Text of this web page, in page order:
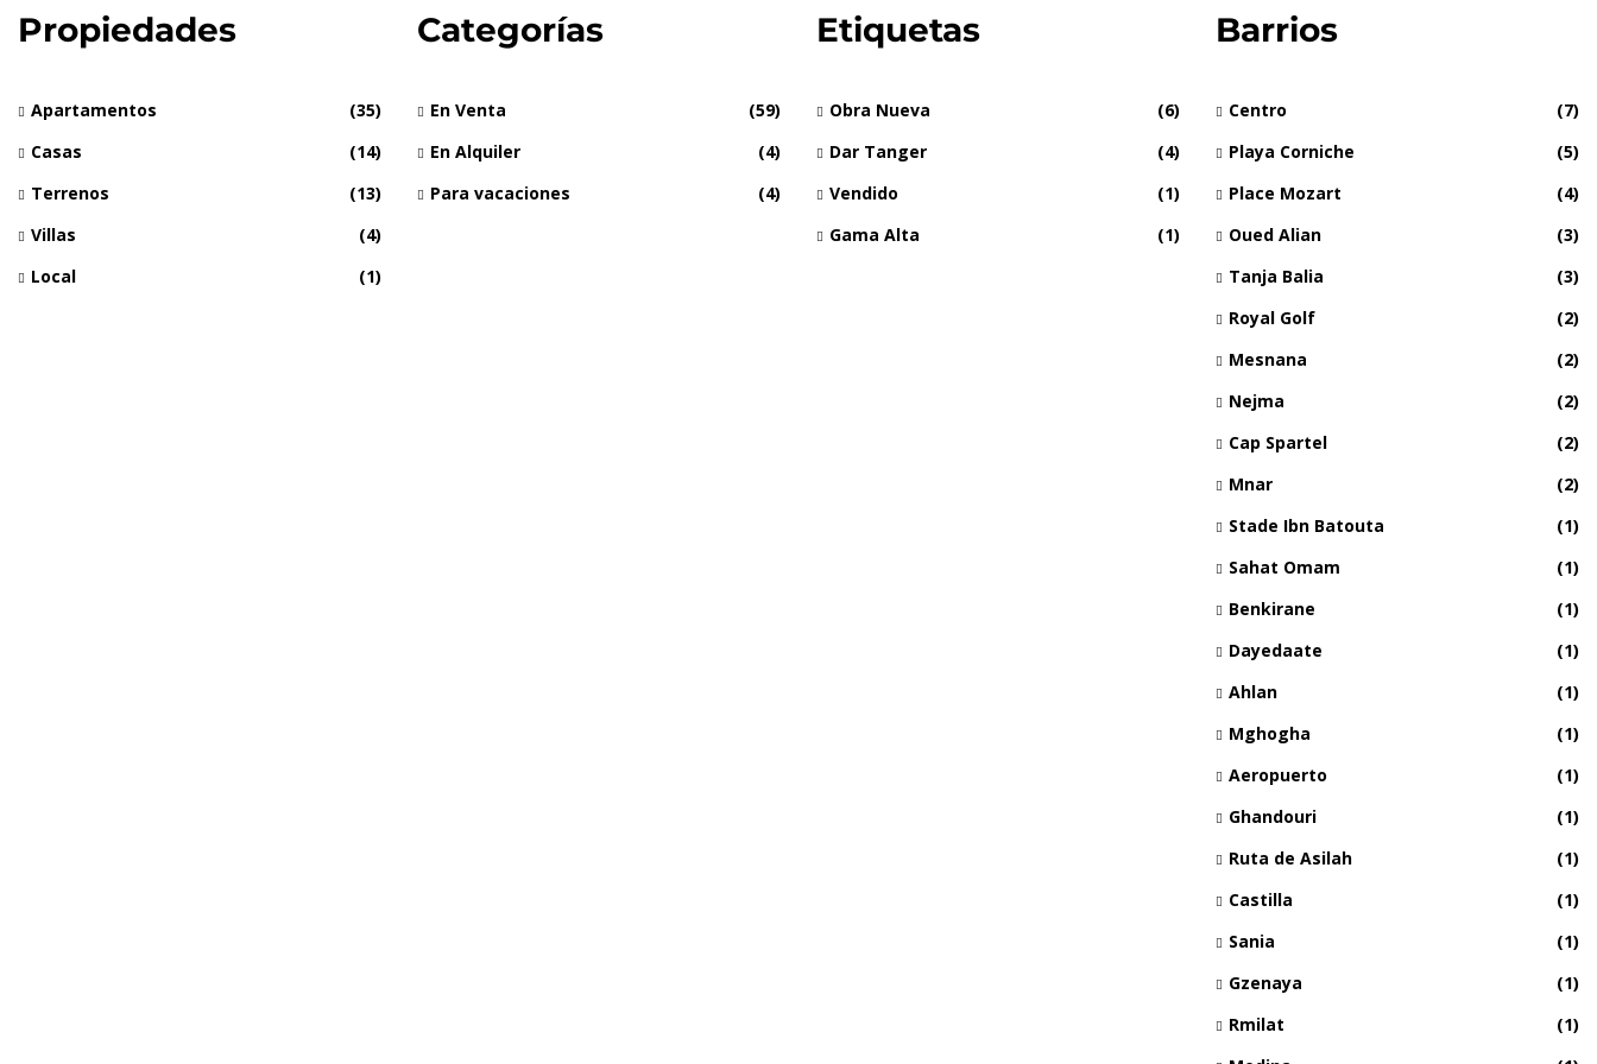
Propiedades
Apartamentos
(35)
Casas
(14)
Terrenos
(13)
Villas
(4)
Local
(1)
Categorías
En Venta
(59)
En Alquiler
(4)
Para vacaciones
(4)
Etiquetas
Obra Nueva
(6)
Dar Tanger
(4)
Vendido
(1)
Gama Alta
(1)
Barrios
Centro
(7)
Playa Corniche
(5)
Place Mozart
(4)
Oued Alian
(3)
Tanja Balia
(3)
Royal Golf
(2)
Mesnana
(2)
Nejma
(2)
Cap Spartel
(2)
Mnar
(2)
Stade Ibn Batouta
(1)
Sahat Omam
(1)
Benkirane
(1)
Dayedaate
(1)
Ahlan
(1)
Mghogha
(1)
Aeropuerto
(1)
Ghandouri
(1)
Ruta de Asilah
(1)
Castilla
(1)
Sania
(1)
Gzenaya
(1)
Rmilat
(1)